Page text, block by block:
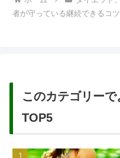
者が守っている継続できるコツ
このカテゴリー
TOP5